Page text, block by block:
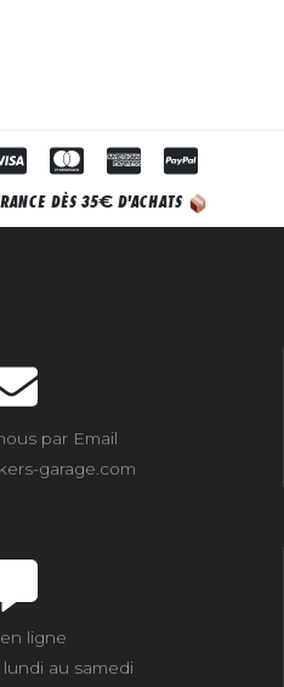
DÈS 35€ D'ACHATS
par Email
garage.com
ligne
au samedi